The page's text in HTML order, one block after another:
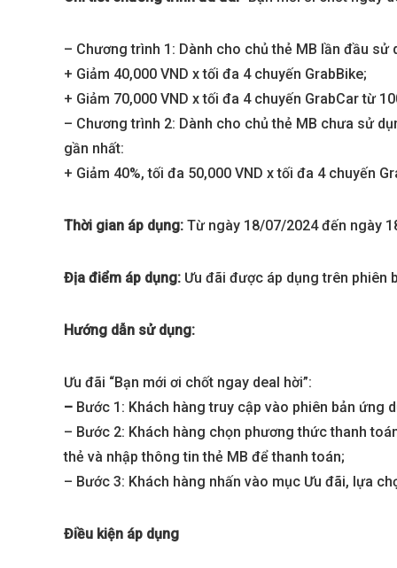
– Chương trình 1: Dành cho chủ thẻ MB lần đầu
+ Giảm 40,000 VND x tối đa 4 chuyến GrabBike;
+ Giảm 70,000 VND x tối đa 4 chuyến GrabCar từ
– Chương trình 2: Dành cho chủ thẻ MB chưa sử
gần nhất:
+ Giảm 40%, tối đa 50,000 VND x tối đa 4 chuyến
Thời gian áp dụng: Từ ngày 18/07/2024 đến ngày
Địa điểm áp dụng: Ưu đãi được áp dụng trên phiên
Hướng dẫn sử dụng:
Ưu đãi “Bạn mới ơi chốt ngay deal hời”:
– Bước 1: Khách hàng truy cập vào phiên bản ứng
– Bước 2: Khách hàng chọn phương thức thanh
thẻ và nhập thông tin thẻ MB để thanh toán;
– Bước 3: Khách hàng nhấn vào mục Ưu đãi, lựa
Điều kiện áp dụng
BIỆT THỰ
Global City |
Khu Đô Thị Quốc